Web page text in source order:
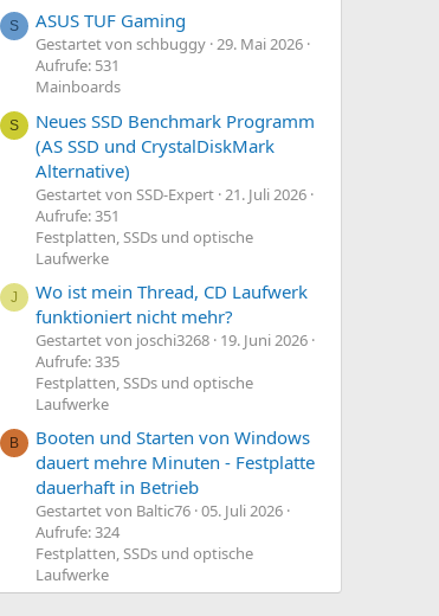
S ASUS TUF Gaming
Gestartet von schbuggy 29. Mai 2026
Aufrufe: 531
Mainboards
S
Neues SSD Benchmark Programm
(AS SSD und CrystalDiskMark
Alternative)
Gestartet von SSD-Expert 21. Juli 2026
Aufrufe: 351
Festplatten, SSDs und optische
Laufwerke
J
Wo ist mein Thread, CD Laufwerk
funktioniert nicht mehr?
Gestartet von joschi3268 19. Juni 2026
Aufrufe: 335
Festplatten, SSDs und optische
Laufwerke
B
Booten und Starten von Windows
dauert mehre Minuten - Festplatte
dauerhaft in Betrieb
Gestartet von Baltic76 05. Juli 2026
Aufrufe: 324
Festplatten, SSDs und optische
Laufwerke